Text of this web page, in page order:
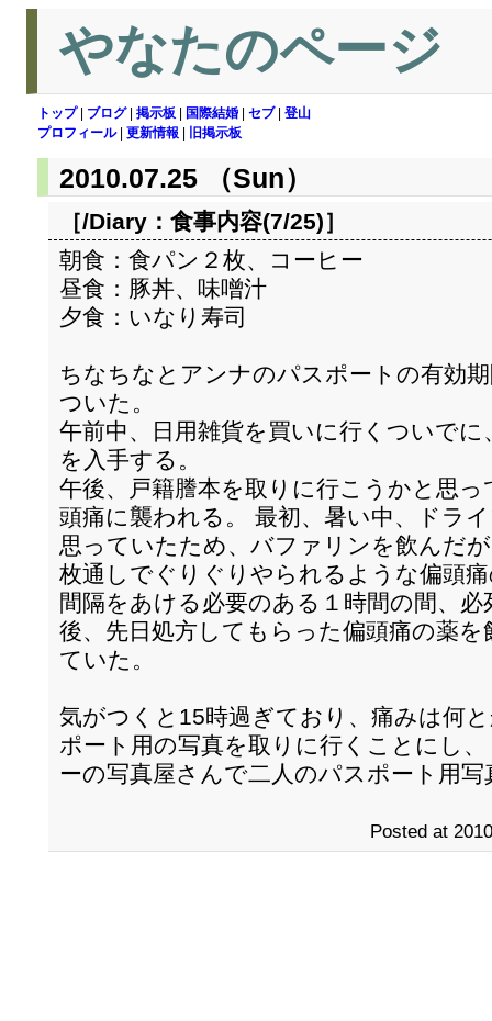
やなたのページ
トップ| ブログ| 掲示板 国際結婚 セブ| 登山
プロフィール| 更新情報 旧掲示板
2010.07.25 （Sun）
［/Diary： 食事内容(7/25)］
朝食：食パン２枚、コーヒー
昼食：豚丼、味噌汁
夕食：いなり寿司
ちなちなとアンナのパスポートの有効
ついた。
午前中、日用雑貨を買いに行くついで
を入手する。
午後、戸籍謄本を取りに行こうかと思
頭痛に襲われる。 最初、暑い中、ドラ
思っていたため、バファリンを飲んだ
枚通しでぐりぐりやられるような偏頭
間隔をあける必要のある１時間の間、
後、先日処方してもらった偏頭痛の薬
ていた。
気がつくと15時過ぎており、痛みは何
ポート用の写真を取りに行くことにし
ーの写真屋さんで二人のパスポート用
Posted at